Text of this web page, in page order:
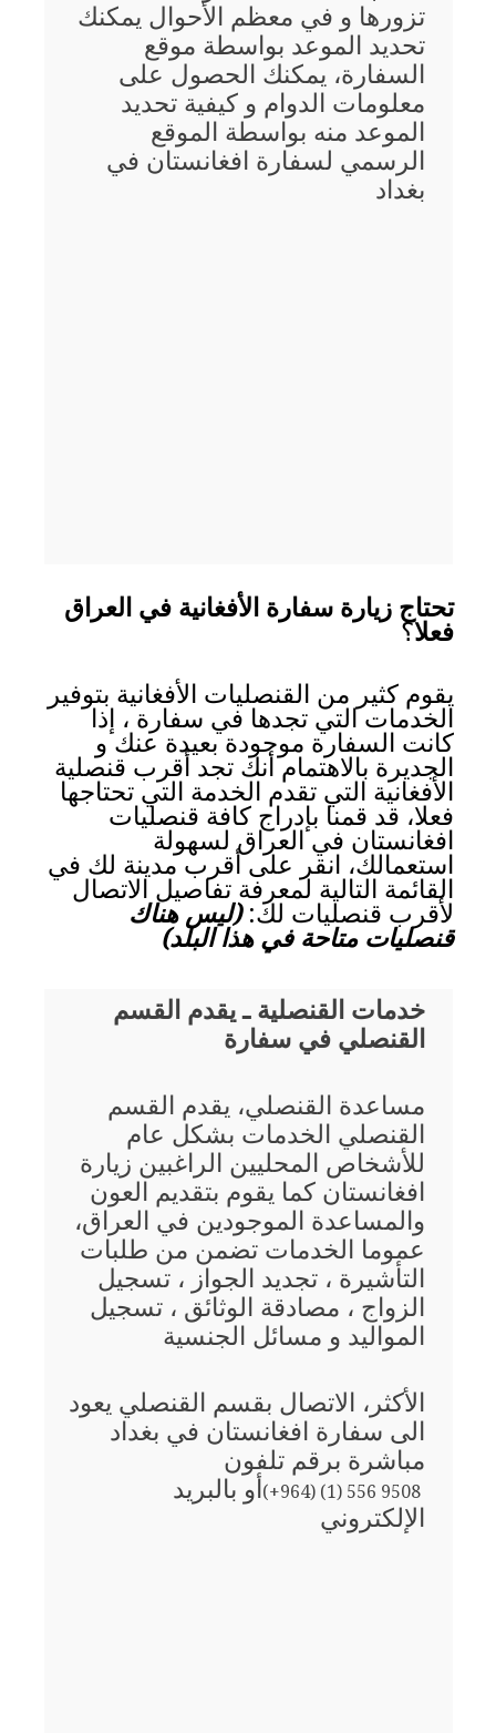
تزورها و في معظم الأحوال يمكنك
تحديد الموعد بواسطة موقع
السفارة، يمكنك الحصول على
معلومات الدوام و كيفية تحديد
الموعد منه بواسطة الموقع
الرسمي لسفارة افغانستان في
بغداد
تحتاج زيارة سفارة الأفغانية في العراق
فعلا؟
يقوم كثير من القنصليات الأفغانية بتوفير
الخدمات التي تجدها في سفارة ، إذا
كانت السفارة موجودة بعيدة عنك و
الجديرة بالاهتمام أنك تجد أقرب قنصلية
الأفغانية التي تقدم الخدمة التي تحتاجها
فعلا، قد قمنا بإدراج كافة قنصليات
افغانستان في العراق لسهولة
استعمالك، انقر على أقرب مدينة لك في
القائمة التالية لمعرفة تفاصيل الاتصال
لأقرب قنصليات لك:(ليس هناك
قنصليات متاحة في هذا البلد)
خدمات القنصلية ـ يقدم القسم
القنصلي في سفارة
مساعدة القنصلي، يقدم القسم
القنصلي الخدمات بشكل عام
للأشخاص المحليين الراغبين زيارة
افغانستان كما يقوم بتقديم العون
والمساعدة الموجودين في العراق،
عموما الخدمات تضمن من طلبات
التأشيرة ، تجديد الجواز ، تسجيل
الزواج ، مصادقة الوثائق ، تسجيل
المواليد و مسائل الجنسية
الأكثر، الاتصال بقسم القنصلي يعود
الى سفارة افغانستان في بغداد
مباشرة برقم تلفون
(+964) (1) 556 9508أو بالبريد
الإلكتروني